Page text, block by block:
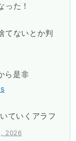
った！
てないとか判
ら是非
ていくアラフ
2026